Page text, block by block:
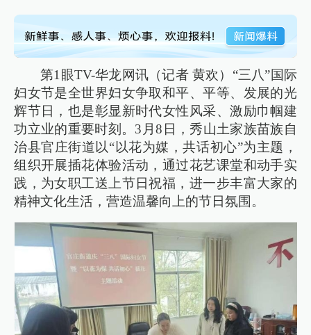
第1眼TV-华龙网讯（记者 黄欢）“三八”国际
妇女节是全世界妇女争取和平、平等、发展的光
辉节日，也是彰显新时代女性风采、激励巾帼建
功立业的重要时刻。3月8日，秀山土家族苗族自
治县官庄街道以“以花为媒，共话初心”为主题，
组织开展插花体验活动，通过花艺课堂和动手实
践，为女职工送上节日祝福，进一步丰富大家的
精神文化生活，营造温馨向上的节日氛围。